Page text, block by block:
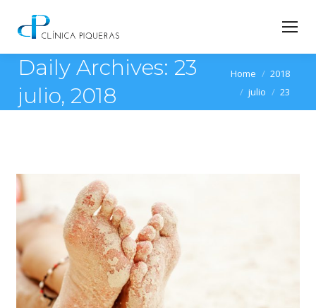
Daily Archives: 23
julio, 2018
You are here:
Home
2018
julio
23